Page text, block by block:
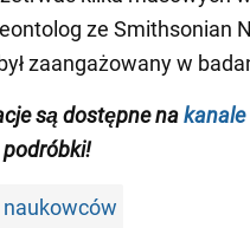
ze Smithsonian
zaangażowany w
są dostępne nakanale